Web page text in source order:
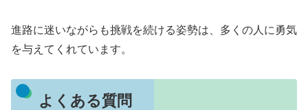
進路に迷いながらも挑戦を続ける姿勢は、多くの人に勇気
を与えてくれています。
よくある質問